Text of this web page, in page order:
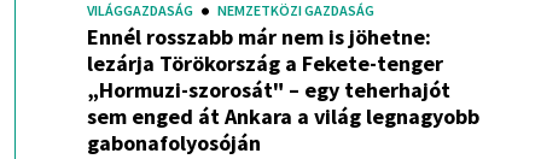
VILÁGGAZDASÁG NEMZETKÖZI GAZDASÁG
Ennél rosszabb már nem is jöhetne:
lezárja Törökország a Fekete-tenger
„Hormuzi-szorosát" – egy teherhajót
sem enged át Ankara a világ legnagyobb
gabonafolyosóján